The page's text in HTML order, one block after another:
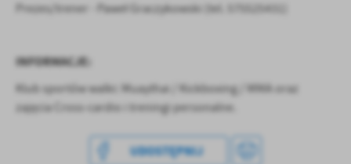
Prezes/trener - Paweł Graczykowski (tel. 575525431)
INFORMACJE:
Klub sportów walki: Muaythai / Kickboxing / MMA oraz
zajęcia Cross-cardio i treningi personalne.
UDOSTĘPNIJ